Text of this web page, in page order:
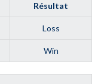
Résultat
Loss
Win